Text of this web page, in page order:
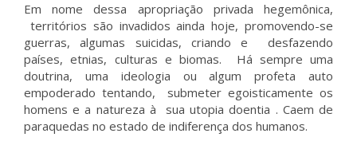
Em nome dessa apropriação privada hegemônica,
territórios são invadidos ainda hoje, promovendo-se
guerras, algumas suicidas, criando e desfazendo
países, etnias, culturas e biomas. Há sempre uma
doutrina, uma ideologia ou algum profeta auto
empoderado tentando, submeter egoisticamente os
homens e a natureza à sua utopia doentia . Caem de
paraquedas no estado de indiferença dos humanos.